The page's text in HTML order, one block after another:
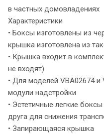
в частных домовладениях
Характеристики
• Боксы изготовлены из
крышка изготовлена из
• Крышка входит в
не входят)
• Для моделей VBA02674
модули надстройки
• Эстетичные легкие
друга для снижения
• Запирающаяся крышка